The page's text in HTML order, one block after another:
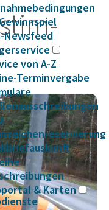
Newsfeed
von A-Z
Terminvergabe
& Karten